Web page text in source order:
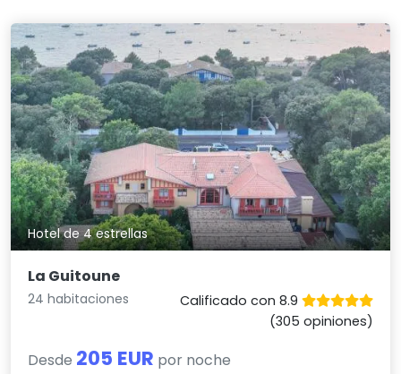
Hotel de 4 estrellas
La Guitoune
24 habitaciones
Calificado con 8.9
(305 opiniones)
Desde 205 EUR por noche